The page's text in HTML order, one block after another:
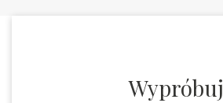
Wypróbuj